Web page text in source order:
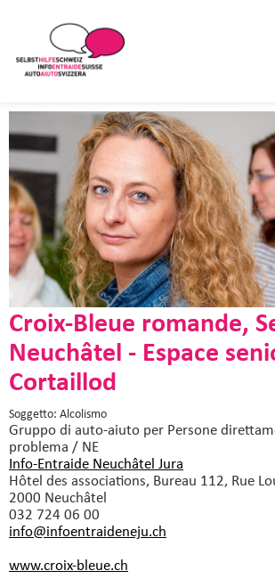
Croix-Bleue romande,
Neuchâtel - Espace
Cortaillod
Soggetto: Alcolismo
Gruppo di auto-aiuto per Persone
problema / NE
Info-Entraide Neuchâtel Jura
Hôtel des associations, Bureau 112, Rue
2000 Neuchâtel
032 724 06 00
info@infoentraideneju.ch
www.croix-bleue.ch